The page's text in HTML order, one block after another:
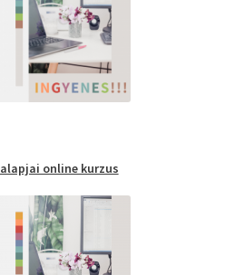
alapjai online kurzus